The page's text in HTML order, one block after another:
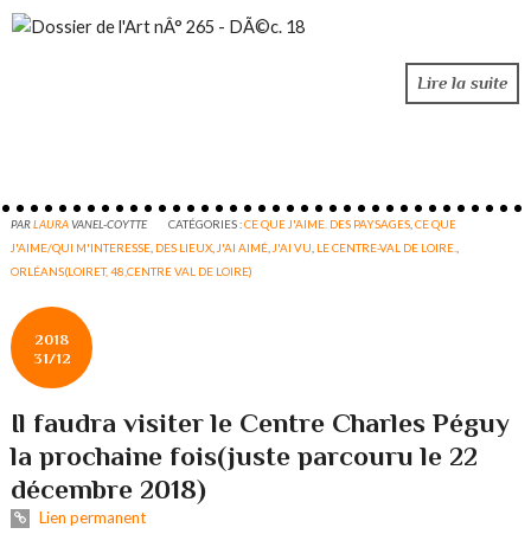
Lire la suite
PARLAURAVANEL-COYTTE CATÉGORIES :CE QUE J'AIME. DES PAYSAGES ,CE QUE
J'AIME/QUI M'INTERESSE DES LIEUX J'AI AIMÉ J'AI VU LE CENTRE-VAL DE LOIRE.
ORLÉANS(LOIRET, 48,CENTRE VAL DE LOIRE)
2018
31/12
Il faudra visiter le Centre Charles Péguy
la prochaine fois(juste parcouru le 22
décembre 2018)
Lien permanent